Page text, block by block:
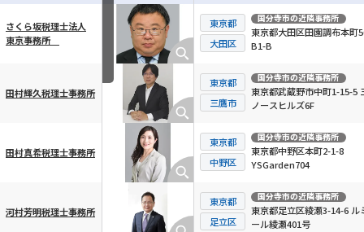
横スクロール可能
さくら坂税理士法人
東京事務所
東京都
大田区
国分寺市の近隣事務所
東京都大田区田園調布本町
B1-B
田村輝久税理士事務所
東京都
三鷹市
国分寺市の近隣事務所
東京都武蔵野市中町1-15-5
ノースヒルズ6F
田村真希税理士事務所
東京都
中野区
国分寺市の近隣事務所
東京都中野区本町2-1-8
YSGarden704
河村芳明税理士事務所
東京都
足立区
国分寺市の近隣事務所
東京都足立区綾瀬3-14-6 ル
ール綾瀬401号